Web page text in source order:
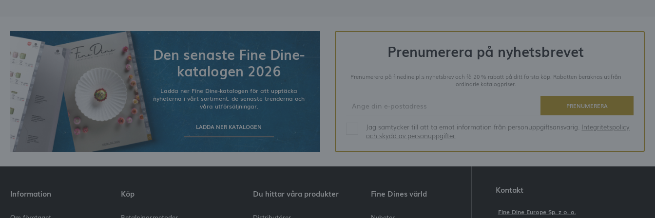
Den senaste Fine Dine-
katalogen 2026
Ladda ner Fine Dine-katalogen för att upptäcka
nyheterna i vårt sortiment, de senaste trenderna och
våra utförsäljningar.
LADDA NER KATALOGEN
Prenumerera på nyhetsbrevet
Prenumerera på finedine.pl:s nyhetsbrev och få 20 % rabatt på ditt första köp. Rabatten beräknas utifrån
ordinarie katalogpriser.
PRENUMERERA
Jag samtycker till att ta emot information från personuppgiftsansvarig. Integritetspolicy
och skydd av personuppgifter
Information Köp Du hittar våra produkter Fine Dines värld Kontakt
Fine Dine Europe Sp. z o. o.